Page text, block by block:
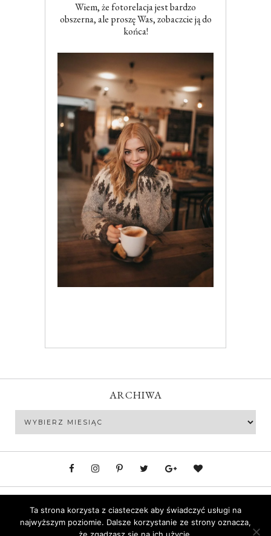
Wiem, że fotorelacja jest bardzo
obszerna, ale proszę Was, zobaczcie ją do
końca!
ARCHIWA
Archiwa
Polityka prywatności
Ta strona korzysta z ciasteczek aby świadczyć usługi na
najwyższym poziomie. Dalsze korzystanie ze strony oznacza,